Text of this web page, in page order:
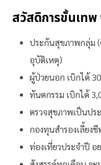
สวัสดิการขั้นเท
ประกันสุขภาพกลุ่ม
อุบัติเหตุ)
ผู้ป่วยนอก เบิกได้
ทันตกรรม เบิกได้
ตรวจสุขภาพเป็นปร
กองทุนสำรองเลี้ยง
ท่องเที่ยวประจำปี